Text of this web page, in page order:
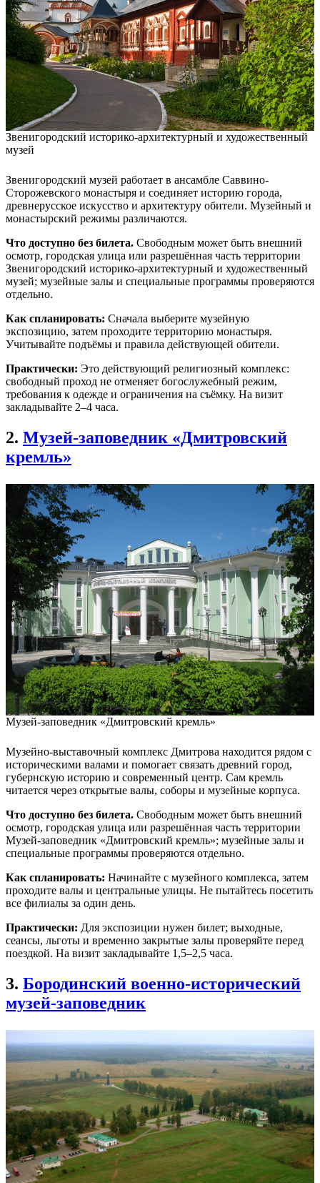
Звенигородский историко-архитектурный и художественный
музей
Звенигородский музей работает в ансамбле Саввино-
Сторожевского монастыря и соединяет историю города,
древнерусское искусство и архитектуру обители. Музейный и
монастырский режимы различаются.
Что доступно без билета. Свободным может быть внешний
осмотр, городская улица или разрешённая часть территории
Звенигородский историко-архитектурный и художественный
музей; музейные залы и специальные программы проверяются
отдельно.
Как спланировать: Сначала выберите музейную
экспозицию, затем проходите территорию монастыря.
Учитывайте подъёмы и правила действующей обители.
Практически: Это действующий религиозный комплекс:
свободный проход не отменяет богослужебный режим,
требования к одежде и ограничения на съёмку. На визит
закладывайте 2–4 часа.
2. Музей-заповедник «Дмитровский
кремль»
Музей-заповедник «Дмитровский кремль»
Музейно-выставочный комплекс Дмитрова находится рядом с
историческими валами и помогает связать древний город,
губернскую историю и современный центр. Сам кремль
читается через открытые валы, соборы и музейные корпуса.
Что доступно без билета. Свободным может быть внешний
осмотр, городская улица или разрешённая часть территории
Музей-заповедник «Дмитровский кремль»; музейные залы и
специальные программы проверяются отдельно.
Как спланировать: Начинайте с музейного комплекса, затем
проходите валы и центральные улицы. Не пытайтесь посетить
все филиалы за один день.
Практически: Для экспозиции нужен билет; выходные,
сеансы, льготы и временно закрытые залы проверяйте перед
поездкой. На визит закладывайте 1,5–2,5 часа.
3. Бородинский военно-исторический
музей-заповедник